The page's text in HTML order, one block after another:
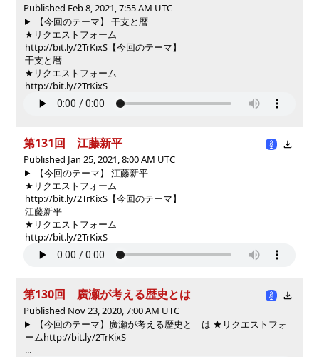
Published Feb 8, 2021, 7:55 AM UTC
【今回のテーマ】 干支と暦
★リクエストフォーム
http://bit.ly/2TrKixS 【今回のテーマ】
干支と暦
★リクエストフォーム
http://bit.ly/2TrKixS
第131回 江藤新平
Published Jan 25, 2021, 8:00 AM UTC
【今回のテーマ】 江藤新平
★リクエストフォーム
http://bit.ly/2TrKixS 【今回のテーマ】
江藤新平
★リクエストフォーム
http://bit.ly/2TrKixS
第130回 廣瀬が考える歴史とは
Published Nov 23, 2020, 7:00 AM UTC
【今回のテーマ】廣瀬が考える歴史と は ★リクエストフォ
ームhttp://bit.ly/2TrKixS
...